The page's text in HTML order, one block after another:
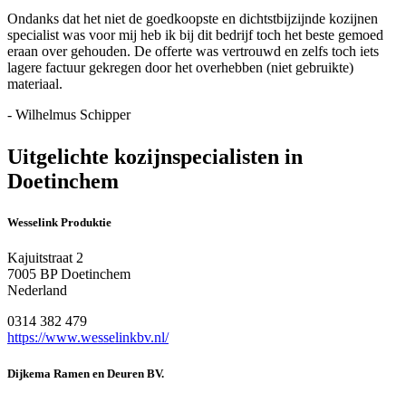
Ondanks dat het niet de goedkoopste en dichtstbijzijnde kozijnen
specialist was voor mij heb ik bij dit bedrijf toch het beste gemoed
eraan over gehouden. De offerte was vertrouwd en zelfs toch iets
lagere factuur gekregen door het overhebben (niet gebruikte)
materiaal.
- Wilhelmus Schipper
Uitgelichte kozijnspecialisten in
Doetinchem
Wesselink Produktie
Kajuitstraat 2
7005 BP Doetinchem
Nederland
0314 382 479
https://www.wesselinkbv.nl/
Dijkema Ramen en Deuren BV.